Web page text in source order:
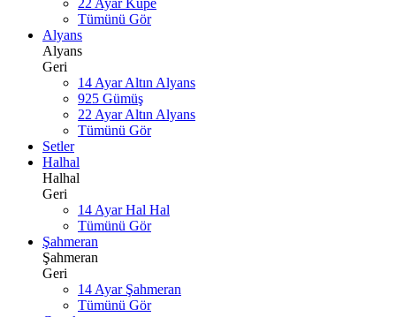
22 Ayar Küpe
Tümünü Gör
Alyans
Alyans
Geri
14 Ayar Altın Alyans
925 Gümüş
22 Ayar Altın Alyans
Tümünü Gör
Setler
Halhal
Halhal
Geri
14 Ayar Hal Hal
Tümünü Gör
Şahmeran
Şahmeran
Geri
14 Ayar Şahmeran
Tümünü Gör